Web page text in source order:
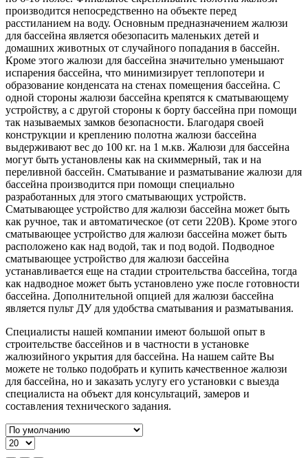
производится непосредственно на объекте перед
расстиланием на воду. Основным предназначением жалюзи
для бассейна является обезопасить маленьких детей и
домашних животных от случайного попадания в бассейн.
Кроме этого жалюзи для бассейна значительно уменьшают
испарения бассейна, что минимизирует теплопотери и
образование конденсата на стенах помещения бассейна. С
одной стороны жалюзи бассейна крепятся к сматывающему
устройству, а с другой стороны к борту бассейна при помощи
так называемых замков безопасности. Благодаря своей
конструкции и креплению полотна жалюзи бассейна
выдерживают вес до 100 кг. на 1 м.кв. Жалюзи для бассейна
могут быть установлены как на скиммерный, так и на
переливной бассейн. Сматывание и разматывание жалюзи для
бассейна производится при помощи специально
разработанных для этого сматывающих устройств.
Сматывающее устройство для жалюзи бассейна может быть
как ручное, так и автоматическое (от сети 220В). Кроме этого
сматывающее устройство для жалюзи бассейна может быть
расположено как над водой, так и под водой. Подводное
сматывающее устройство для жалюзи бассейна
устанавливается еще на стадии строительства бассейна, тогда
как надводное может быть установлено уже после готовности
бассейна. Дополнительной опцией для жалюзи бассейна
является пульт ДУ для удобства сматывания и разматывания.
Специалисты нашей компании имеют большой опыт в
строительстве бассейнов и в частности в установке
жалюзийного укрытия для бассейна. На нашем сайте Вы
можете не только подобрать и купить качественное жалюзи
для бассейна, но и заказать услугу его установки с выезда
специалиста на объект для консультаций, замеров и
составления технического задания.